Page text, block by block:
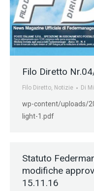
Filo Diretto
Filo Diretto, Notizie Di
wp-content/uploads/
light-1.pdf
Statuto
modifiche
15.11.16